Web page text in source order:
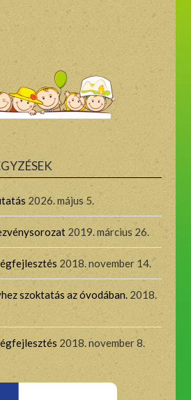
2026. május 5.
2019. március 26.
2018. november 14.
szoktatás az óvodában. 2018.
2018. november 8.